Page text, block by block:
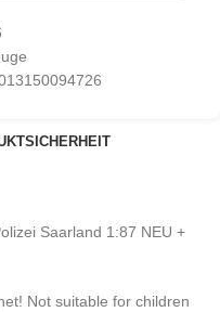
Saarland 1:87 NEU +
Not suitable for children